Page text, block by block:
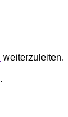
weiterzuleiten.
.